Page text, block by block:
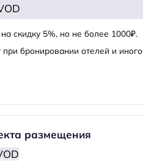
скидку 5%, но не более 1000₽.
при бронировании отелей и иного
размещения